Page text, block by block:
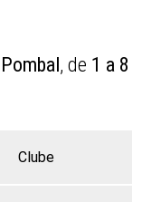
Pombal , de 1 a 8
Clube